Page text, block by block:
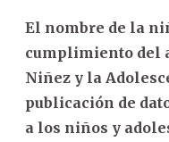
El nombre de la
cumplimiento del
Niñez y la
publicación de
a los niños y